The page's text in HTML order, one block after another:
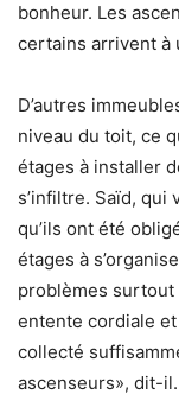
bonheur. Les
certains arrivent à
D’autres
niveau du toit, ce
étages à installer
s’infiltre. Saïd,
qu’ils ont été
étages à
problèmes surtout
entente cordiale
collecté
ascenseurs», dit-il.